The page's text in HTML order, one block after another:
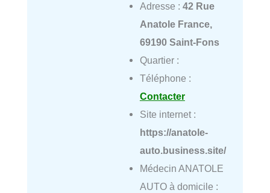
Adresse : 42 Rue
Anatole France,
69190 Saint-Fons
Quartier :
Téléphone :
Contacter
Site internet :
https://anatole-
auto.business.site/
Médecin ANATOLE
AUTO à domicile :